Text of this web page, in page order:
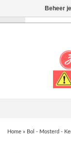
Home » Bol - Mosterd -
Beheer